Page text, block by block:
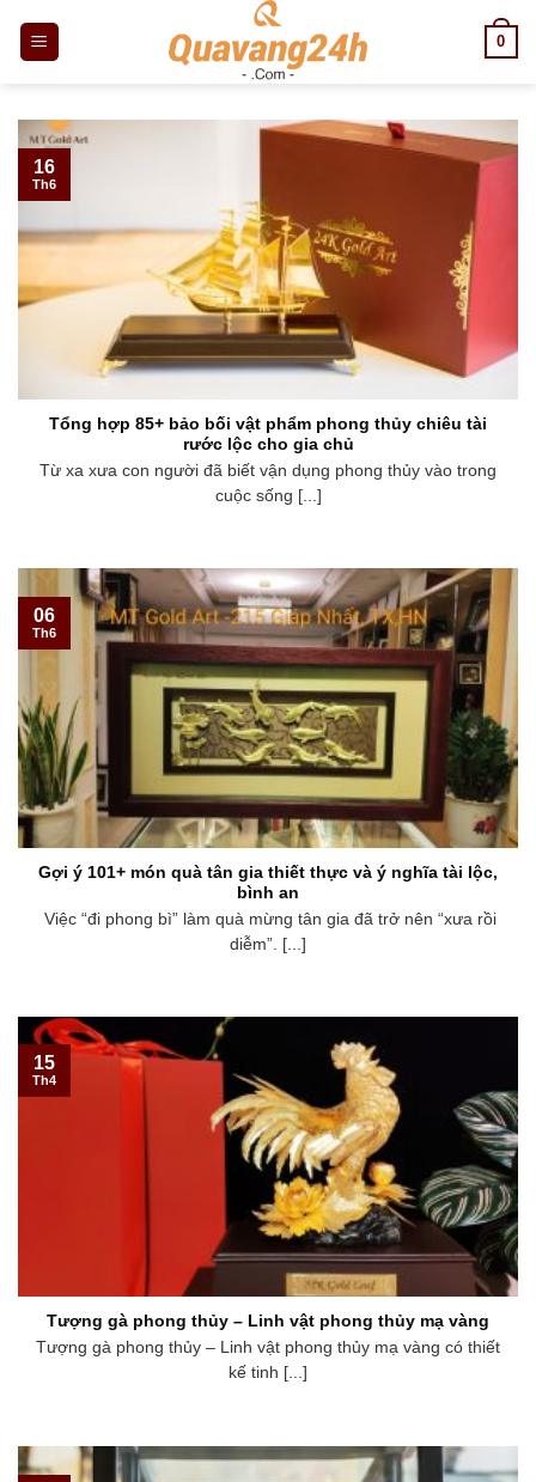
0
Tổng hợp 85+ bảo bối vật phẩm phong thủy chiêu tài
rước lộc cho gia chủ
Từ xa xưa con người đã biết vận dụng phong thủy vào trong
cuộc sống [...]
16
Th6
Gợi ý 101+ món quà tân gia thiết thực và ý nghĩa tài lộc,
bình an
Việc “đi phong bì” làm quà mừng tân gia đã trở nên “xưa rồi
diễm”. [...]
06
Th6
Tượng gà phong thủy – Linh vật phong thủy mạ vàng
Tượng gà phong thủy – Linh vật phong thủy mạ vàng có thiết
kế tinh [...]
15
Th4